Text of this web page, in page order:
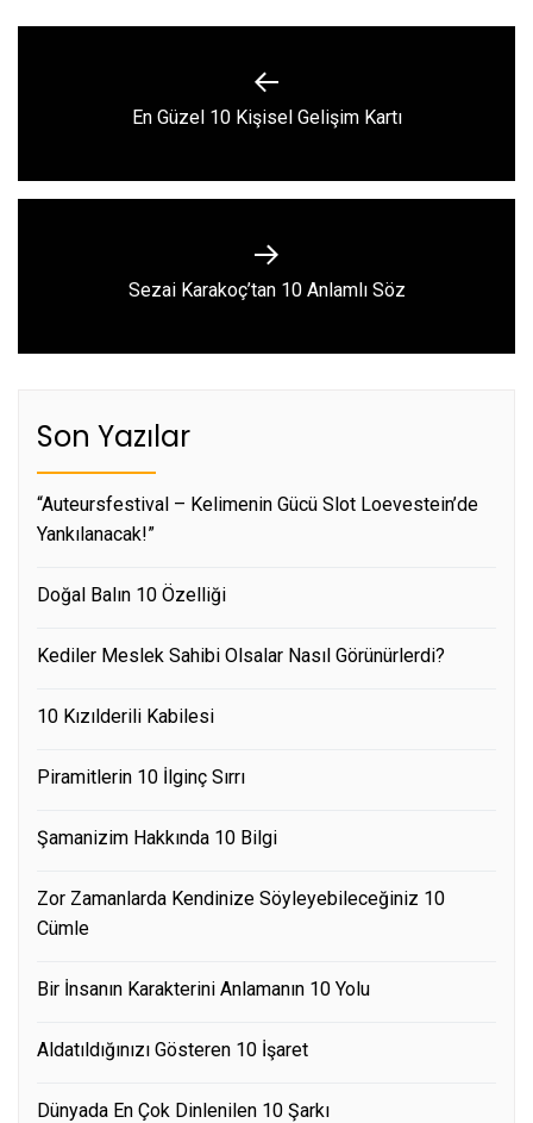
Previous
En Güzel 10 Kişisel Gelişim Kartı
Next
Sezai Karakoç’tan 10 Anlamlı Söz
Son Yazılar
“Auteursfestival – Kelimenin Gücü Slot Loevestein’de
Yankılanacak!”
Doğal Balın 10 Özelliği
Kediler Meslek Sahibi Olsalar Nasıl Görünürlerdi?
10 Kızılderili Kabilesi
Piramitlerin 10 İlginç Sırrı
Şamanizim Hakkında 10 Bilgi
Zor Zamanlarda Kendinize Söyleyebileceğiniz 10
Cümle
Bir İnsanın Karakterini Anlamanın 10 Yolu
Aldatıldığınızı Gösteren 10 İşaret
Dünyada En Çok Dinlenilen 10 Şarkı